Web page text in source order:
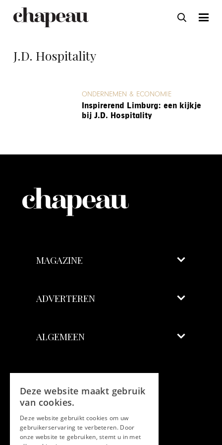
J.D. Hospitality
ONDERNEMEN & ECONOMIE
Inspirerend Limburg: een kijkje
bij J.D. Hospitality
MAGAZINE
ADVERTEREN
ALGEMEEN
Facebook
Twitter
Deze website maakt gebruik
van cookies.
Deze website gebruikt cookies om uw
gebruikerservaring te verbeteren. Door
onze website te gebruiken, stemt u in met